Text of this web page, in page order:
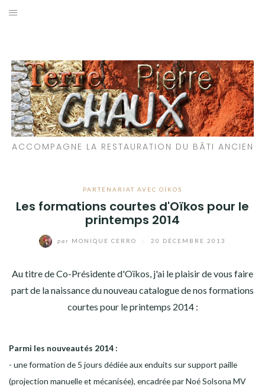
Aller
ACCOMPAGNE LA RESTAURATION DU BÂTI ANCIEN
PARTENARIAT AVEC OÏKOS
Les formations courtes d'Oïkos pour le
printemps 2014
par MONIQUE CERRO 20 DÉCEMBRE 2013
Au titre de Co-Présidente d'Oïkos, j'ai le plaisir de vous faire
part de la naissance du nouveau catalogue de nos formations
courtes pour le printemps 2014 :
Parmi les nouveautés 2014 :
- une formation de 5 jours dédiée aux enduits sur support paille
(projection manuelle et mécanisée), encadrée par Noé Solsona MV
PARTICIPATIFS
CHANTIERS RÉALISÉS
QUE PROPOSONS-NOUS ?